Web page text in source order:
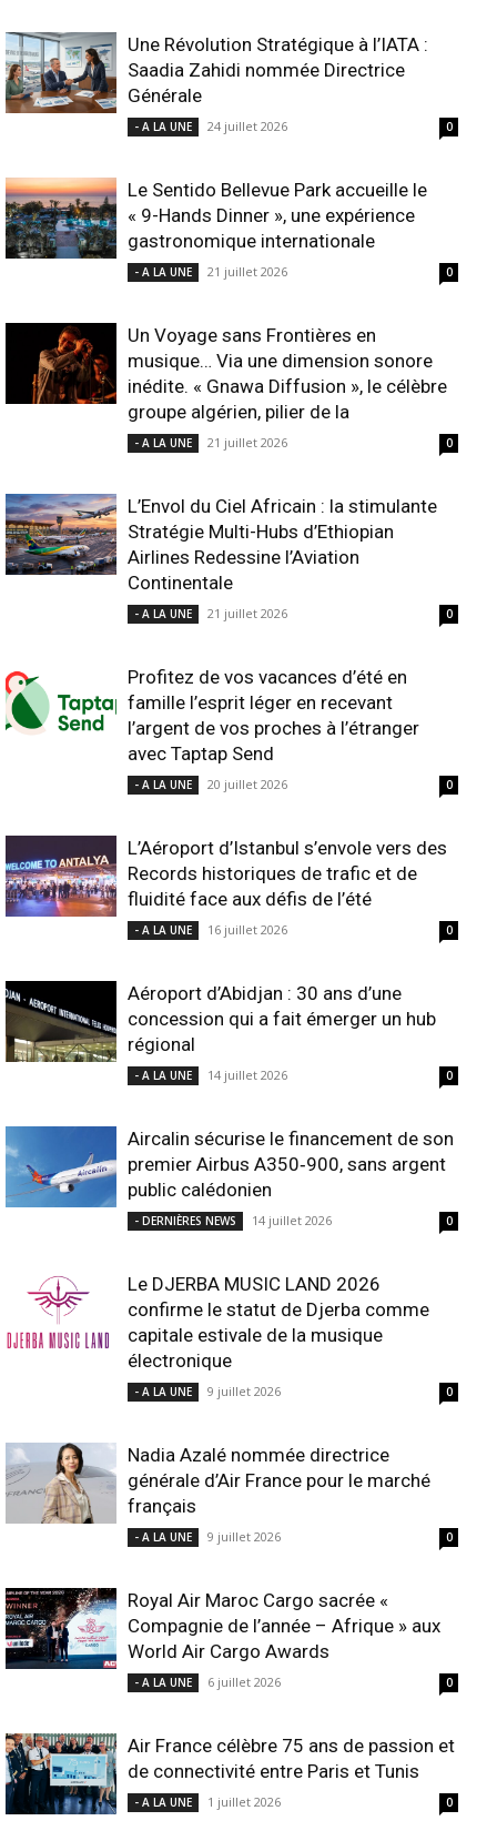
Une Révolution Stratégique à l’IATA :
Saadia Zahidi nommée Directrice
Générale
- A LA UNE 24 juillet 2026 0
Le Sentido Bellevue Park accueille le
« 9-Hands Dinner », une expérience
gastronomique internationale
- A LA UNE 21 juillet 2026 0
Un Voyage sans Frontières en
musique… Via une dimension sonore
inédite. « Gnawa Diffusion », le célèbre
groupe algérien, pilier de la
- A LA UNE 21 juillet 2026 0
L’Envol du Ciel Africain : la stimulante
Stratégie Multi-Hubs d’Ethiopian
Airlines Redessine l’Aviation
Continentale
- A LA UNE 21 juillet 2026 0
Profitez de vos vacances d’été en
famille l’esprit léger en recevant
l’argent de vos proches à l’étranger
avec Taptap Send
- A LA UNE 20 juillet 2026 0
L’Aéroport d’Istanbul s’envole vers des
Records historiques de trafic et de
fluidité face aux défis de l’été
- A LA UNE 16 juillet 2026 0
Aéroport d’Abidjan : 30 ans d’une
concession qui a fait émerger un hub
régional
- A LA UNE 14 juillet 2026 0
Aircalin sécurise le financement de son
premier Airbus A350‑900, sans argent
public calédonien
- DERNIÈRES NEWS 14 juillet 2026 0
Le DJERBA MUSIC LAND 2026
confirme le statut de Djerba comme
capitale estivale de la musique
électronique
- A LA UNE 9 juillet 2026 0
Nadia Azalé nommée directrice
générale d’Air France pour le marché
français
- A LA UNE 9 juillet 2026 0
Royal Air Maroc Cargo sacrée «
Compagnie de l’année – Afrique » aux
World Air Cargo Awards
- A LA UNE 6 juillet 2026 0
Air France célèbre 75 ans de passion et
de connectivité entre Paris et Tunis
- A LA UNE 1 juillet 2026 0